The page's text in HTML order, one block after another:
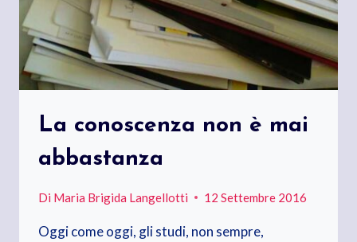
La conoscenza non è mai
abbastanza
Di Maria Brigida Langellotti 12 Settembre 2016
Oggi come oggi, gli studi, non sempre,